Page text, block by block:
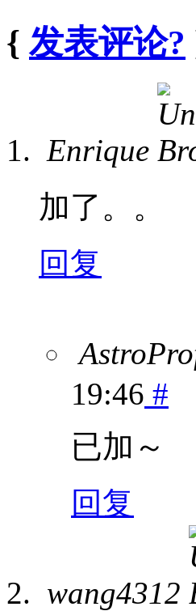
{发表评论?
Enrique
加了。。
回复
19:46 #
已加～
回复
wang4312